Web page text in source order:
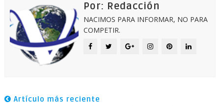
Por: Redacción
NACIMOS PARA INFORMAR, NO PARA
COMPETIR.
Artículo más reciente